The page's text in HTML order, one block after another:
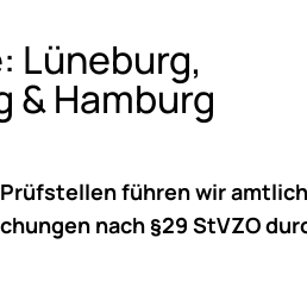
Lüneburg,
& Hamburg
führen wir
nach §29 StVZO